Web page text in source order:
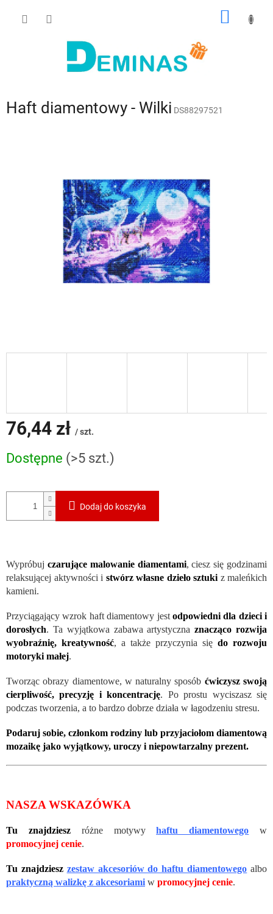
Haft diamentowy - Wilki DS88297521
76,44 zł / szt.
jednostkowa:
Dostępne (>5 szt.)
Dodaj do koszyka
Wypróbuj czarujące malowanie diamentami, ciesz się godzinami
relaksującej aktywności i stwórz własne dzieło sztuki z maleńkich
kamieni.
Przyciągający wzrok haft diamentowy jest odpowiedni dla dzieci i
dorosłych. Ta wyjątkowa zabawa artystycznaznacząco rozwija
wyobraźnię, kreatywność, a także przyczynia się do rozwoju
motoryki małej.
Tworząc obrazy diamentowe, w naturalny sposób ćwiczysz swoją
cierpliwość, precyzję i koncentrację. Po prostu wyciszasz się
podczas tworzenia, a to bardzo dobrze działa w łagodzeniu stresu.
Podaruj sobie, członkom rodziny lub przyjaciołom diamentową
mozaikę jako wyjątkowy, uroczy i niepowtarzalny prezent.
NASZA WSKAZÓWKA
Tu znajdzieszróżne motywyhaftu diamentowego w
promocyjnej cenie.
Tu znajdziesz zestaw akcesoriów do haftu diamentowego albo
praktyczną walizkę z akcesoriami w promocyjnej cenie.